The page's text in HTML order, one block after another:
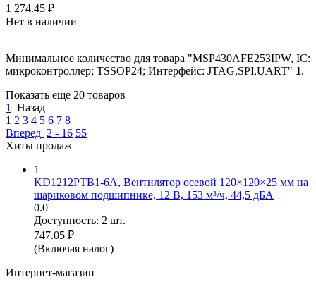
1 274.45 ₽
Нет в наличии
Минимальное количество для товара "MSP430AFE253IPW, IC:
микроконтроллер; TSSOP24; Интерфейс: JTAG,SPI,UART" 1.
Показать еще 20 товаров
1
Назад
1 2 3 4 5 6 7 8
Вперед 2 - 16 55
Хиты продаж
1
KD1212PTB1-6A, Вентилятор осевой 120×120×25 мм на
шариковом подшипнике, 12 В, 153 м³/ч, 44,5 дБА
0.0
Доступность: 2 шт.
747.05 ₽
(Включая налог)
Интернет-магазин